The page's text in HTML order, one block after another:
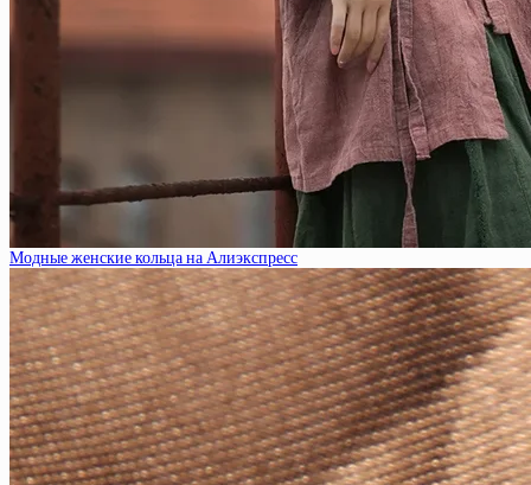
Модные женские кольца на Алиэкспресс